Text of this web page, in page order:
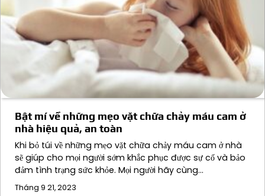
Bật mí về những mẹo vặt chữa chảy máu cam ở
nhà hiệu quả, an toàn
Khi bỏ túi về những mẹo vặt chữa chảy máu cam ở nhà
sẽ giúp cho mọi người sớm khắc phục được sự cố và bảo
đảm tình trạng sức khỏe. Mọi người hãy cùng…
Tháng 9 21, 2023